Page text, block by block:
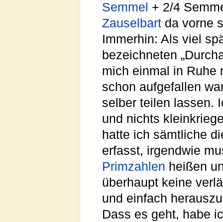
Semmel + 2/4
Zauselbart da vorne
Immerhin: Als viel
bezeichneten
mich einmal in Ruhe
schon aufgefallen
selber teilen lassen.
und nichts
hatte ich sämtliche
erfasst, irgendwie
Primzahlen heißen
überhaupt keine
und einfach
Dass es geht, habe